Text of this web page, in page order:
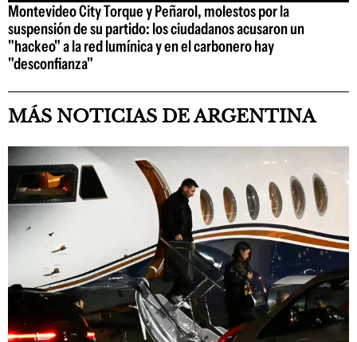
Montevideo City Torque y Peñarol, molestos por la
suspensión de su partido: los ciudadanos acusaron un
"hackeo" a la red lumínica y en el carbonero hay
"desconfianza"
MÁS NOTICIAS DE ARGENTINA